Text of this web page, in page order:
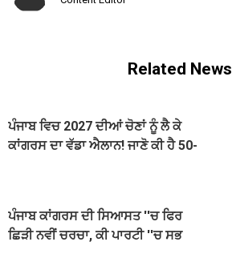
Related News
ਪੰਜਾਬ ਵਿਚ 2027 ਦੀਆਂ ਚੋਣਾਂ ਨੂੰ ਲੈ ਕੇ
ਕਾਂਗਰਸ ਦਾ ਵੱਡਾ ਐਲਾਨ! ਜਾਣੋ ਕੀ ਹੈ 50-
ਪੰਜਾਬ ਕਾਂਗਰਸ ਦੀ ਸਿਆਸਤ ''ਚ ਫਿਰ
ਛਿੜੀ ਨਵੀਂ ਚਰਚਾ, ਕੀ ਪਾਰਟੀ ''ਚ ਸਭ